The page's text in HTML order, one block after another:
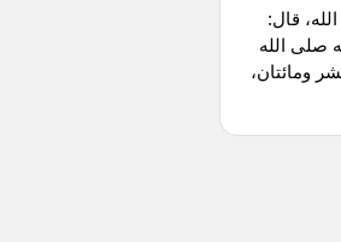
قال:
صلى الله
ومائتان،